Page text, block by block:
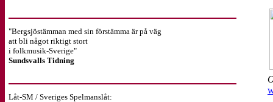
"Bergsjöstämman med sin förstämma är på väg
att bli något riktigt stort
i folkmusik-Sverige"
Sundsvalls Tidning
Låt-SM / Sveriges Spelmanslåt: